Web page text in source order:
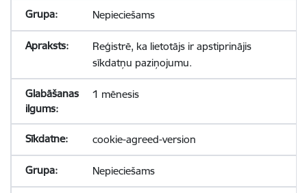
Nepieciešams
Reģistrē, ka lietotājs ir apstiprinājis
sīkdatņu paziņojumu.
1 mēnesis
cookie-agreed-version
Nepieciešams